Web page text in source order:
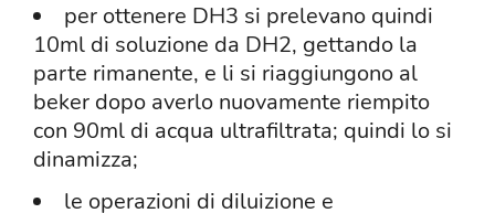
per ottenere DH3 si prelevano quindi
10ml di soluzione da DH2, gettando la
parte rimanente, e li si riaggiungono al
beker dopo averlo nuovamente riempito
con 90ml di acqua ultrafiltrata; quindi lo si
dinamizza;
le operazioni di diluizione e